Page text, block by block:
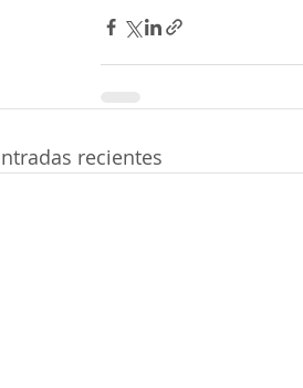
recientes